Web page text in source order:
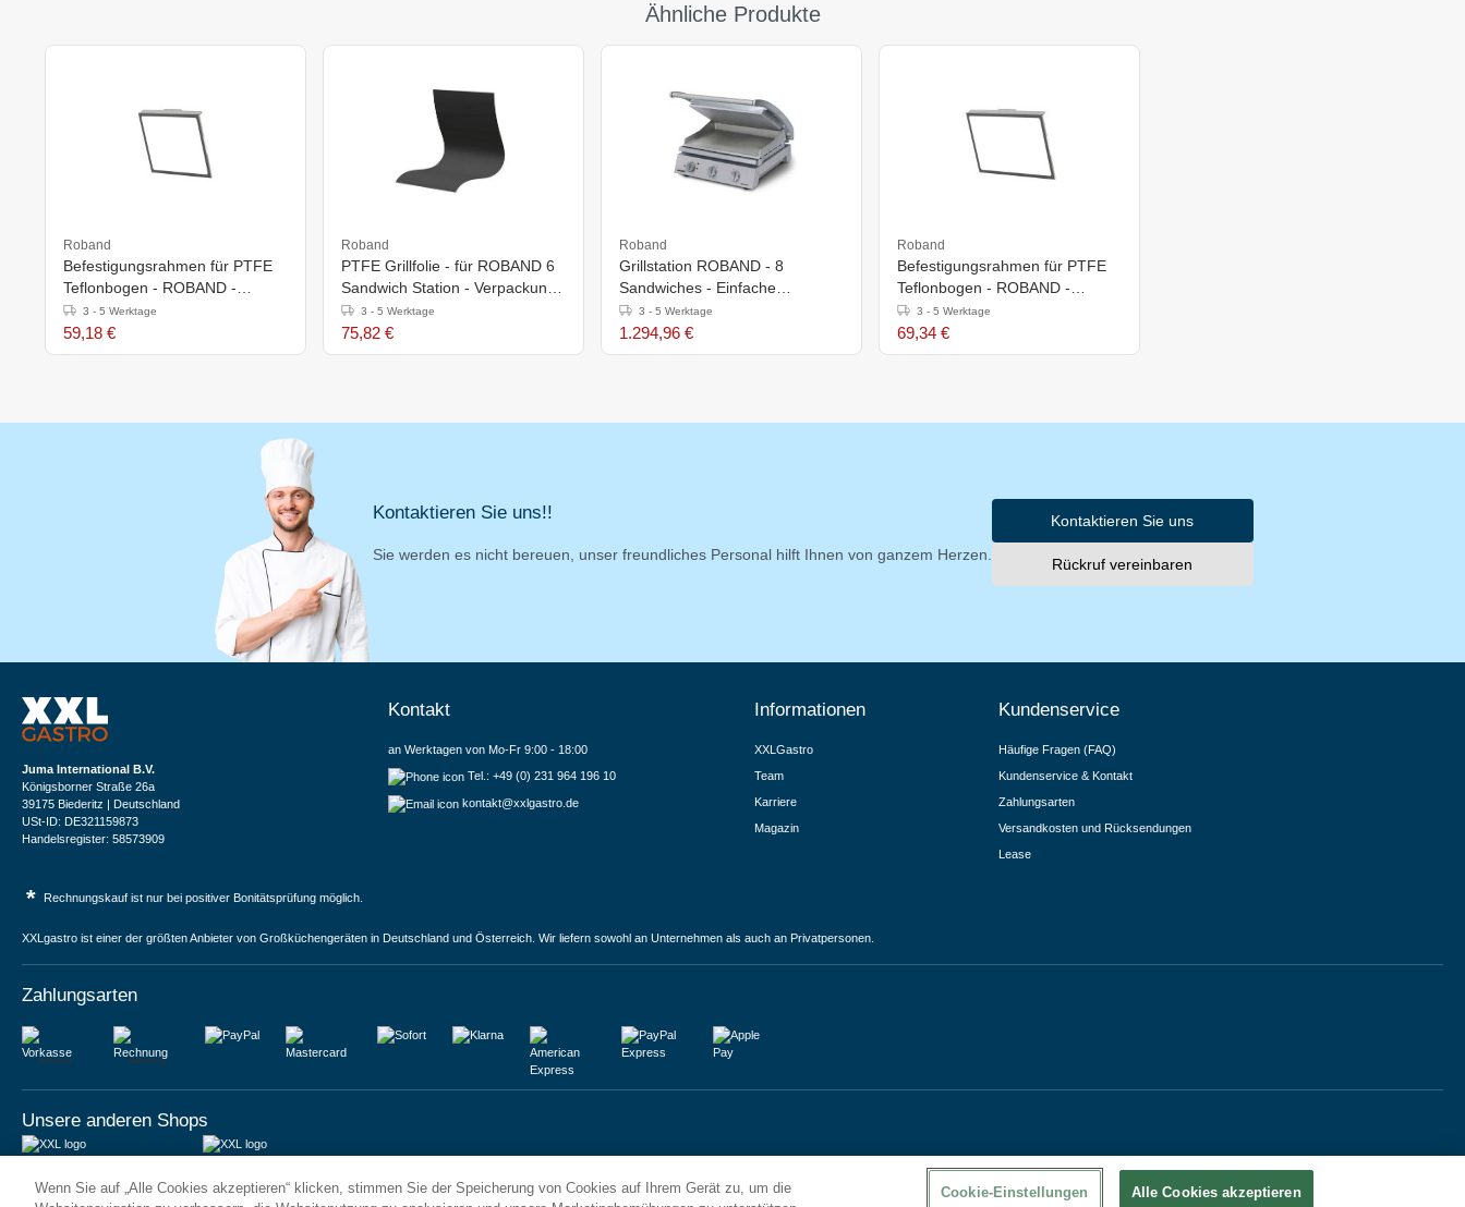
Ähnliche Produkte
Roband
Befestigungsrahmen für PTFE
Teflonbogen - ROBAND -
Geeignet für 6 Sandwich Station
3 - 5 Werktage
59,18 €
Roband
PTFE Grillfolie - für ROBAND 6
Sandwich Station - Verpackung
5
3 - 5 Werktage
75,82 €
Roband
Grillstation ROBAND - 8
Sandwiches - Einfache
Deckplatte - 2990W
3 - 5 Werktage
1.294,96 €
Roband
Befestigungsrahmen für PTFE
Teflonbogen - ROBAND -
Geeignet für 8 Sandwich Station
3 - 5 Werktage
69,34 €
Kontaktieren Sie uns!!
Sie werden es nicht bereuen, unser freundliches Personal hilft Ihnen von ganzem Herzen.
Kontaktieren Sie uns
Rückruf vereinbaren
Juma International B.V.
Königsborner Straße 26a
39175 Biederitz | Deutschland
USt-ID: DE321159873
Handelsregister: 58573909
Kontakt
an Werktagen von Mo-Fr 9:00 - 18:00
Tel.: +49 (0) 231 964 196 10
kontakt@xxlgastro.de
Informationen
XXLGastro
Team
Karriere
Magazin
Kundenservice
Häufige Fragen (FAQ)
Kundenservice & Kontakt
Zahlungsarten
Versandkosten und Rücksendungen
Lease
* Rechnungskauf ist nur bei positiver Bonitätsprüfung möglich.
XXLgastro ist einer der größten Anbieter von Großküchengeräten in Deutschland und Österreich. Wir liefern sowohl an Unternehmen als auch an Privatpersonen.
Zahlungsarten
Vorkasse Rechnung
Unsere anderen Shops
6 Rue des Bateliers
Vrijheidweg 34
Wenn Sie auf „Alle Cookies akzeptieren“ klicken, stimmen Sie der Speicherung von Cookies auf Ihrem Gerät zu, um die
Cookie-Einstellungen Alle Cookies akzeptieren